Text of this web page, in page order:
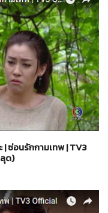
ทรักอุตลุด
ซ่อนรักกามเทพ | TV3
ด)